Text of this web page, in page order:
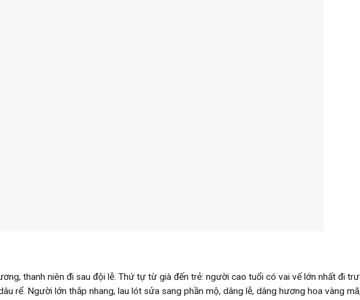
thanh niên đi sau đội lễ. Thứ tự từ già đến trẻ: người cao tuổi có vai vế lớn nhất đi
rể. Người lớn thắp nhang, lau lót sửa sang phần mộ, dâng lễ, dâng hương hoa vàng